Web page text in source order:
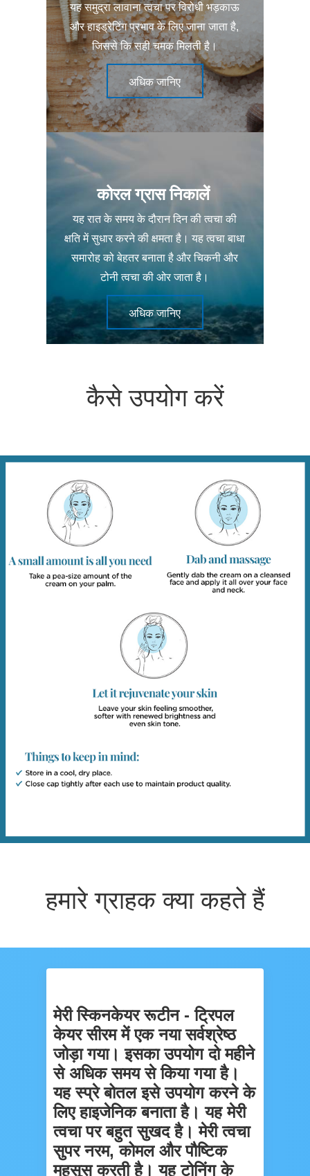
यह समुद्रा लावाना त्वचा पर विरोधी भड़काऊ
और हाइड्रेटिंग प्रभाव के लिए जाना जाता है,
जिससे कि सही चमक मिलती है।
अधिक जानिए
कोरल ग्रास निकालें
यह रात के समय के दौरान दिन की त्वचा की
क्षति में सुधार करने की क्षमता है। यह त्वचा बाधा
समारोह को बेहतर बनाता है और चिकनी और
टोनी त्वचा की ओर जाता है।
अधिक जानिए
कैसे उपयोग करें
हमारे ग्राहक क्या कहते हैं
मेरी स्किनकेयर रूटीन - ट्रिपल
केयर सीरम में एक नया सर्वश्रेष्ठ
जोड़ा गया। इसका उपयोग दो महीने
से अधिक समय से किया गया है।
यह स्प्रे बोतल इसे उपयोग करने के
लिए हाइजेनिक बनाता है। यह मेरी
त्वचा पर बहुत सुखद है। मेरी त्वचा
सुपर नरम, कोमल और पौष्टिक
महसूस करती है। यह टोनिंग के